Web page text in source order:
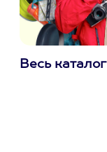
Весь каталог